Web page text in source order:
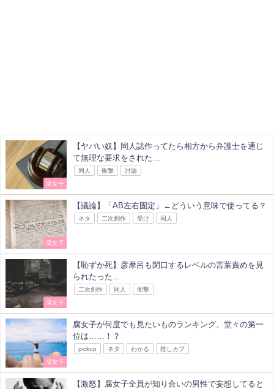
腐女子
【ヤバい奴】同人誌作ってたら相方から弁護士を通じ
て無理な要求をされた…
同人 衝撃 討論
腐女子
【議論】「AB左右固定」←どういう意味で使ってる？
ネタ 二次創作 受け 同人
腐女子
【恥ずか死】彦摩呂も閉口するレベルの言葉責めを見
られたった…
二次創作 同人 衝撃
腐女子
腐女子が何度でも見たいものランキング、堂々の第一
位は……！？
pickup ネタ わかる 推しカプ
【激怒】腐女子全員が知り合いの男性で妄想してると